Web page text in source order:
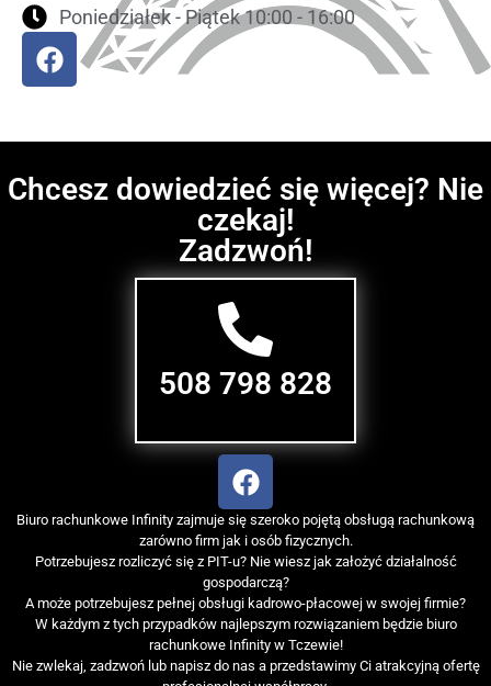
Poniedziałek - Piątek 10:00 - 16:00
Chcesz dowiedzieć się więcej? Nie
czekaj!
Zadzwoń!
508 798 828
Biuro rachunkowe Infinity zajmuje się szeroko pojętą obsługą rachunkową
zarówno firm jak i osób fizycznych.
Potrzebujesz rozliczyć się z PIT-u? Nie wiesz jak założyć działalność
gospodarczą?
A może potrzebujesz pełnej obsługi kadrowo-płacowej w swojej firmie?
W każdym z tych przypadków najlepszym rozwiązaniem będzie biuro
rachunkowe Infinity w Tczewie!
Nie zwlekaj, zadzwoń lub napisz do nas a przedstawimy Ci atrakcyjną ofertę